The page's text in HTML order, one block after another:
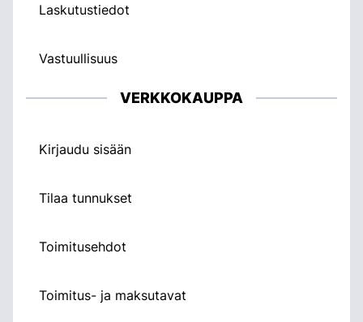
Laskutustiedot
Vastuullisuus
VERKKOKAUPPA
Kirjaudu sisään
Tilaa tunnukset
Toimitusehdot
Toimitus- ja maksutavat